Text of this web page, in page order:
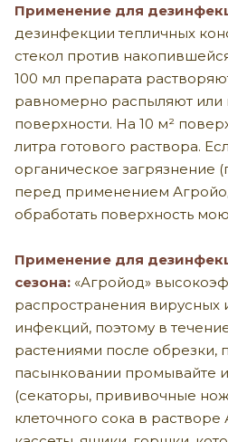
Применение для
дезинфекции тепличных
стекол против
100 мл препарата
равномерно распыляют или
поверхности. На 10 м²
литра готового раствора.
органическое загрязнение
перед применением
обработать поверхность
Применение для
сезона: «Агройод»
распространения вирусных
инфекций, поэтому в
растениями после обрезки,
пасынковании промывайте
(секаторы, прививочные
клеточного сока в